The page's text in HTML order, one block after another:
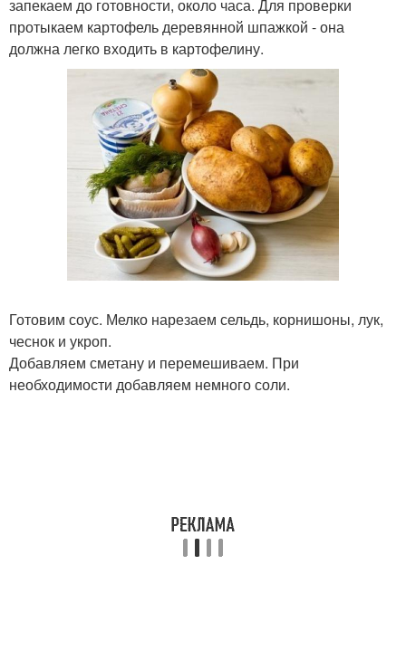
запекаем до готовности, около часа. Для проверки
протыкаем картофель деревянной шпажкой - она
должна легко входить в картофелину.
Готовим соус. Мелко нарезаем сельдь, корнишоны, лук,
чеснок и укроп.
Добавляем сметану и перемешиваем. При
необходимости добавляем немного соли.